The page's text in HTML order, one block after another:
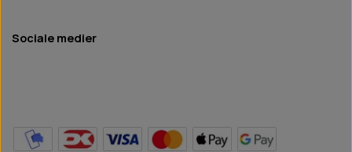
Sociale medier